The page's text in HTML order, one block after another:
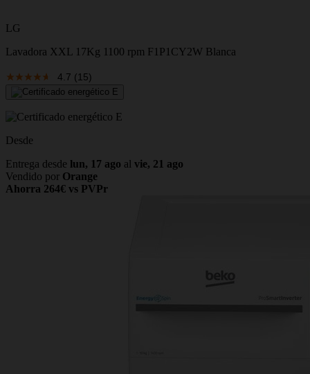
LG
Lavadora XXL 17Kg 1100 rpm F1P1CY2W Blanca
4.7 (15)
Desde
Entrega desde lun, 17 ago al vie, 21 ago
Vendido por Orange
Ahorra 264€ vs PVPr